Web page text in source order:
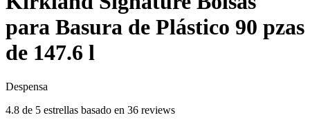
para Basura de Plástico 90 pzas
de 147.6 l
Despensa
4.8 de 5 estrellas basado en 36 reviews